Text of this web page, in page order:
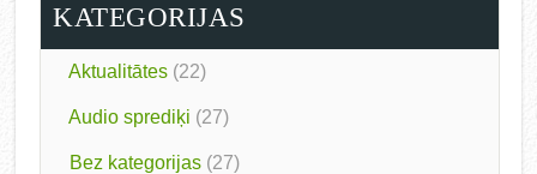
KATEGORIJAS
Aktualitātes (22)
Audio sprediķi (27)
Bez kategorijas (27)